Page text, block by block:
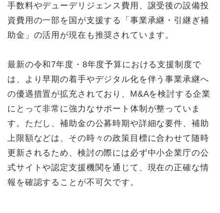
手数料やデューデリジェンス費用、譲受後の設備投
資費用の一部を国が支援する「事業承継・引継ぎ補
助金」の活用が現在も推奨されています。
最新の令和7年度・8年度予算における支援制度で
は、より早期の着手やデジタル化を伴う事業承継へ
の優遇措置が拡充されており、M&Aを検討する企業
にとって非常に強力なサポート体制が整っていま
す。ただし、補助金の公募時期や詳細な要件、補助
上限額などは、その時々の政策目標に合わせて随時
更新されるため、検討の際には必ず中小企業庁の公
式サイトや認定支援機関を通じて、現在の正確な情
報を確認することが不可欠です。